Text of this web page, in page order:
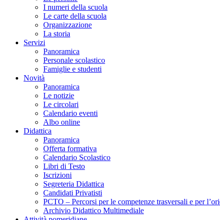
I numeri della scuola
Le carte della scuola
Organizzazione
La storia
Servizi
Panoramica
Personale scolastico
Famiglie e studenti
Novità
Panoramica
Le notizie
Le circolari
Calendario eventi
Albo online
Didattica
Panoramica
Offerta formativa
Calendario Scolastico
Libri di Testo
Iscrizioni
Segreteria Didattica
Candidati Privatisti
PCTO – Percorsi per le competenze trasversali e per
Archivio Didattico Multimediale